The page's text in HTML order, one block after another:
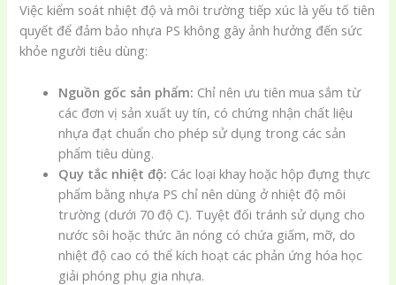
Việc kiểm soát nhiệt độ và môi trường tiếp xúc là yếu tố tiên
quyết để đảm bảo nhựa PS không gây ảnh hưởng đến sức
khỏe người tiêu dùng:
Nguồn gốc sản phẩm: Chỉ nên ưu tiên mua sắm từ
các đơn vị sản xuất uy tín, có chứng nhận chất liệu
nhựa đạt chuẩn cho phép sử dụng trong các sản
phẩm tiêu dùng.
Quy tắc nhiệt độ: Các loại khay hoặc hộp đựng thực
phẩm bằng nhựa PS chỉ nên dùng ở nhiệt độ môi
trường (dưới 70 độ C). Tuyệt đối tránh sử dụng cho
nước sôi hoặc thức ăn nóng có chứa giấm, mỡ, do
nhiệt độ cao có thể kích hoạt các phản ứng hóa học
giải phóng phụ gia nhựa.